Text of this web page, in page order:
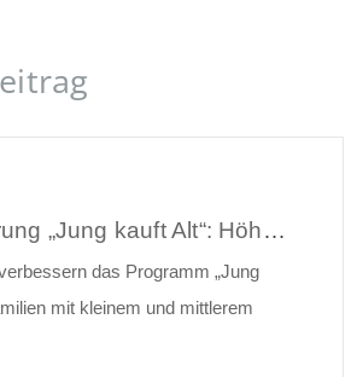
KfW-Förderung „Jung kauft Alt“: Höhere Kredite ab August 2026
das Programm „Jung
mit kleinem und mittlerem